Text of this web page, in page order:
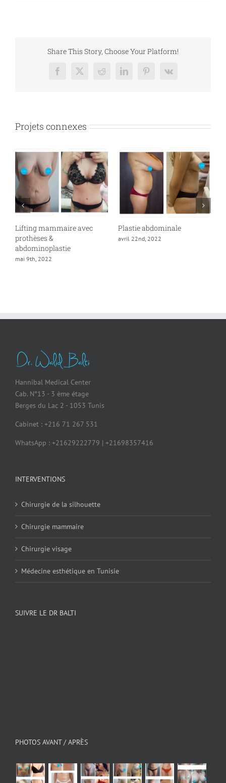
Share This Story, Choose Your Platform!
Facebook
X RedditLinkedInPinterest
Vk
Projets connexes
Lifting mammaire avec
prothèses &
abdominoplastie
mai 9th, 2022
Plastie abdominale
avril 22nd, 2022
Hannibal Medical Center
Cab. N°13 - 3 ème étage
Berges du Lac 2 - 1053 Tunis
Cabinet : +216 71 267 531
WhatsApp : +21629222779 | +21698357416
INTERVENTIONS
Chirurgie de la silhouette
Chirurgie mammaire
Chirurgie visage
Médecine esthétique en Tunisie
SUIVRE LE DR BALTI
PHOTOS AVANT / APRÈS